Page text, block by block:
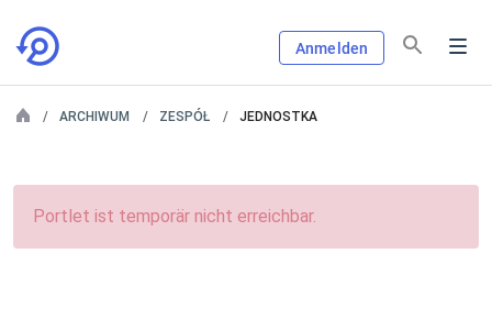
Anmelden
ARCHIWUM ZESPÓŁ JEDNOSTKA
Portlet ist temporär nicht erreichbar.